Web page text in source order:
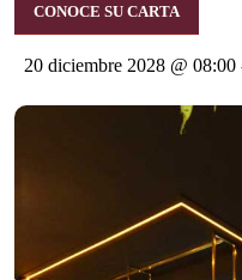
CONOCE SU CARTA
20 diciembre 2028 @ 08:00